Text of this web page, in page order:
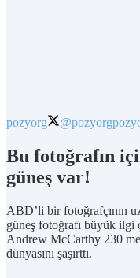
pozyorg @pozyorg
Bu fotoğrafın
güneş var!
ABD’li bir fotoğrafçının
güneş fotoğrafı büyük ilgi
Andrew McCarthy 230
dünyasını şaşırttı.